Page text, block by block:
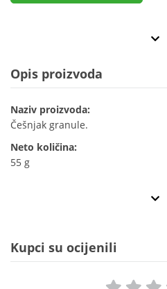
Opis proizvoda
Naziv proizvoda:
Češnjak granule.
Neto količina:
55 g
Kupci su ocijenili